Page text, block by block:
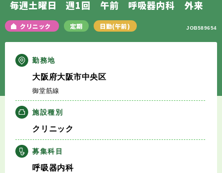
特集から探す
エージェントサービス
エージェントサービスTOP
サービスの流れ
キャリアアドバイザー紹介
医師の求人・転職Q&A
毎週土曜日 週1回 午前 呼吸器内科 外来
クリニック 定期 日勤(午前) JOB589654
勤務地
大阪府大阪市中央区
御堂筋線
施設種別
クリニック
募集科目
呼吸器内科